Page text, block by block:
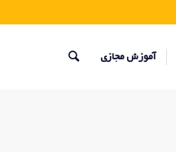
آموزش مجازی